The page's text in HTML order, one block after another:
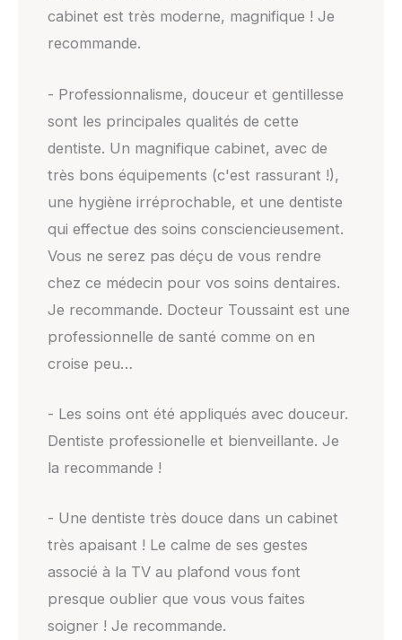
cabinet est très moderne, magnifique ! Je
recommande.
- Professionnalisme, douceur et gentillesse
sont les principales qualités de cette
dentiste. Un magnifique cabinet, avec de
très bons équipements (c'est rassurant !),
une hygiène irréprochable, et une dentiste
qui effectue des soins consciencieusement.
Vous ne serez pas déçu de vous rendre
chez ce médecin pour vos soins dentaires.
Je recommande. Docteur Toussaint est une
professionnelle de santé comme on en
croise peu…
- Les soins ont été appliqués avec douceur.
Dentiste professionelle et bienveillante. Je
la recommande !
- Une dentiste très douce dans un cabinet
très apaisant ! Le calme de ses gestes
associé à la TV au plafond vous font
presque oublier que vous vous faites
soigner ! Je recommande.